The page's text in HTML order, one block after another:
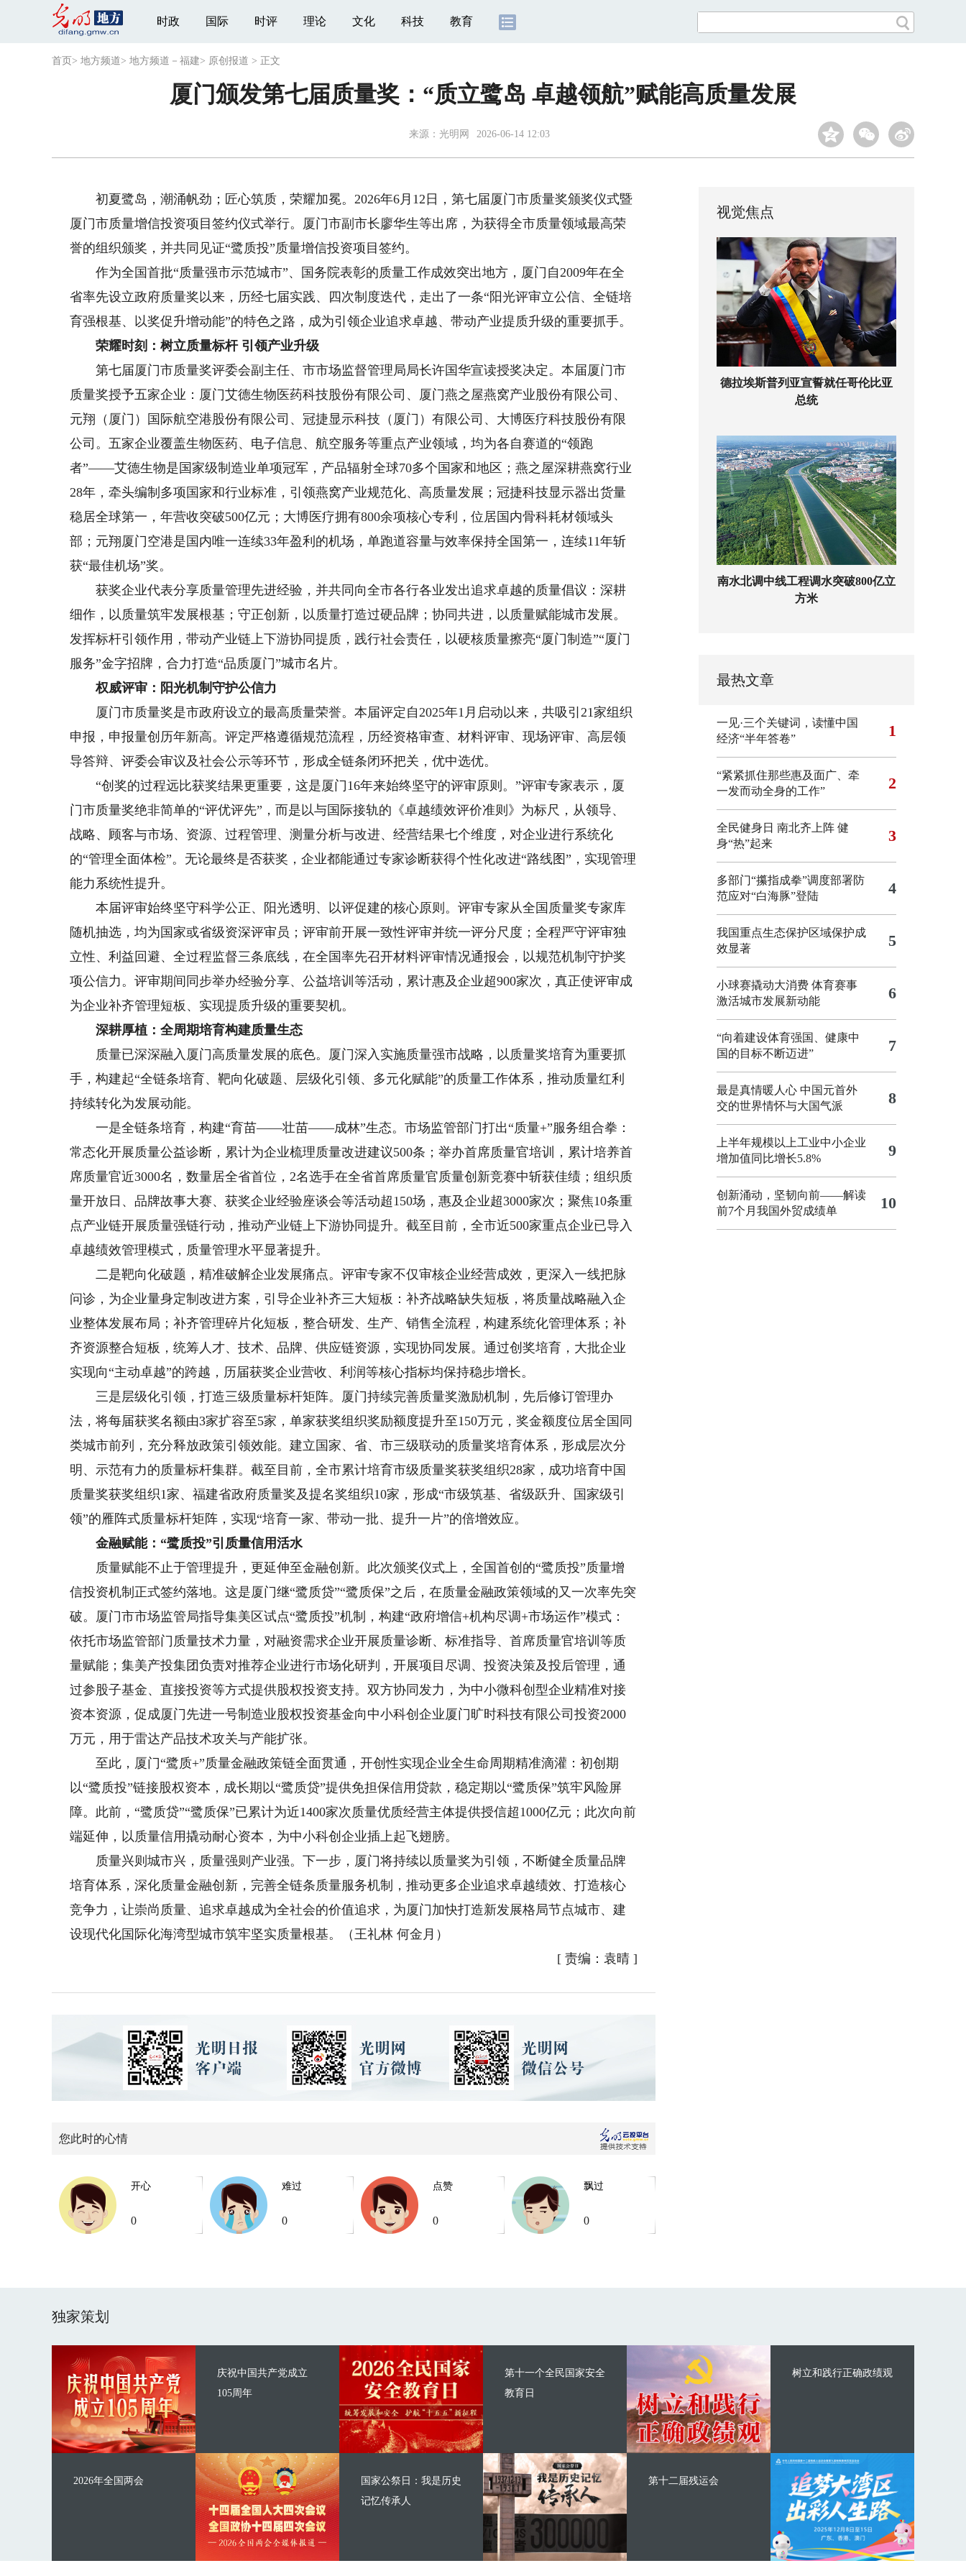
时政 国际 时评 理论 文化 科技 教育
首页 > 地方频道> 地方频道－福建> 原创报道 > 正文
厦门颁发第七届质量奖：“质立鹭岛 卓越领航”赋能高质量发展
来源： 光明网 2026-06-14 12:03
初夏鹭岛，潮涌帆劲；匠心筑质，荣耀加冕。2026年6月12日，第七届厦门市质量奖颁奖仪式暨
厦门市质量增信投资项目签约仪式举行。厦门市副市长廖华生等出席，为获得全市质量领域最高荣
誉的组织颁奖，并共同见证“鹭质投”质量增信投资项目签约。
作为全国首批“质量强市示范城市”、国务院表彰的质量工作成效突出地方，厦门自2009年在全
省率先设立政府质量奖以来，历经七届实践、四次制度迭代，走出了一条“阳光评审立公信、全链培
育强根基、以奖促升增动能”的特色之路，成为引领企业追求卓越、带动产业提质升级的重要抓手。
荣耀时刻：树立质量标杆 引领产业升级
第七届厦门市质量奖评委会副主任、市市场监督管理局局长许国华宣读授奖决定。本届厦门市
质量奖授予五家企业：厦门艾德生物医药科技股份有限公司、厦门燕之屋燕窝产业股份有限公司、
元翔（厦门）国际航空港股份有限公司、冠捷显示科技（厦门）有限公司、大博医疗科技股份有限
公司。五家企业覆盖生物医药、电子信息、航空服务等重点产业领域，均为各自赛道的“领跑
者”——艾德生物是国家级制造业单项冠军，产品辐射全球70多个国家和地区；燕之屋深耕燕窝行业
28年，牵头编制多项国家和行业标准，引领燕窝产业规范化、高质量发展；冠捷科技显示器出货量
稳居全球第一，年营收突破500亿元；大博医疗拥有800余项核心专利，位居国内骨科耗材领域头
部；元翔厦门空港是国内唯一连续33年盈利的机场，单跑道容量与效率保持全国第一，连续11年斩
获“最佳机场”奖。
获奖企业代表分享质量管理先进经验，并共同向全市各行各业发出追求卓越的质量倡议：深耕
细作，以质量筑牢发展根基；守正创新，以质量打造过硬品牌；协同共进，以质量赋能城市发展。
发挥标杆引领作用，带动产业链上下游协同提质，践行社会责任，以硬核质量擦亮“厦门制造”“厦门
服务”金字招牌，合力打造“品质厦门”城市名片。
权威评审：阳光机制守护公信力
厦门市质量奖是市政府设立的最高质量荣誉。本届评定自2025年1月启动以来，共吸引21家组织
申报，申报量创历年新高。评定严格遵循规范流程，历经资格审查、材料评审、现场评审、高层领
导答辩、评委会审议及社会公示等环节，形成全链条闭环把关，优中选优。
“创奖的过程远比获奖结果更重要，这是厦门16年来始终坚守的评审原则。”评审专家表示，厦
门市质量奖绝非简单的“评优评先”，而是以与国际接轨的《卓越绩效评价准则》为标尺，从领导、
战略、顾客与市场、资源、过程管理、测量分析与改进、经营结果七个维度，对企业进行系统化
的“管理全面体检”。无论最终是否获奖，企业都能通过专家诊断获得个性化改进“路线图”，实现管理
能力系统性提升。
本届评审始终坚守科学公正、阳光透明、以评促建的核心原则。评审专家从全国质量奖专家库
随机抽选，均为国家或省级资深评审员；评审前开展一致性评审并统一评分尺度；全程严守评审独
立性、利益回避、全过程监督三条底线，在全国率先召开材料评审情况通报会，以规范机制守护奖
项公信力。评审期间同步举办经验分享、公益培训等活动，累计惠及企业超900家次，真正使评审成
为企业补齐管理短板、实现提质升级的重要契机。
深耕厚植：全周期培育构建质量生态
质量已深深融入厦门高质量发展的底色。厦门深入实施质量强市战略，以质量奖培育为重要抓
手，构建起“全链条培育、靶向化破题、层级化引领、多元化赋能”的质量工作体系，推动质量红利
持续转化为发展动能。
一是全链条培育，构建“育苗——壮苗——成林”生态。市场监管部门打出“质量+”服务组合拳：
常态化开展质量公益诊断，累计为企业梳理质量改进建议500条；举办首席质量官培训，累计培养首
席质量官近3000名，数量居全省首位，2名选手在全省首席质量官质量创新竞赛中斩获佳绩；组织质
量开放日、品牌故事大赛、获奖企业经验座谈会等活动超150场，惠及企业超3000家次；聚焦10条重
点产业链开展质量强链行动，推动产业链上下游协同提升。截至目前，全市近500家重点企业已导入
卓越绩效管理模式，质量管理水平显著提升。
二是靶向化破题，精准破解企业发展痛点。评审专家不仅审核企业经营成效，更深入一线把脉
问诊，为企业量身定制改进方案，引导企业补齐三大短板：补齐战略缺失短板，将质量战略融入企
业整体发展布局；补齐管理碎片化短板，整合研发、生产、销售全流程，构建系统化管理体系；补
齐资源整合短板，统筹人才、技术、品牌、供应链资源，实现协同发展。通过创奖培育，大批企业
实现向“主动卓越”的跨越，历届获奖企业营收、利润等核心指标均保持稳步增长。
三是层级化引领，打造三级质量标杆矩阵。厦门持续完善质量奖激励机制，先后修订管理办
法，将每届获奖名额由3家扩容至5家，单家获奖组织奖励额度提升至150万元，奖金额度位居全国同
类城市前列，充分释放政策引领效能。建立国家、省、市三级联动的质量奖培育体系，形成层次分
明、示范有力的质量标杆集群。截至目前，全市累计培育市级质量奖获奖组织28家，成功培育中国
质量奖获奖组织1家、福建省政府质量奖及提名奖组织10家，形成“市级筑基、省级跃升、国家级引
领”的雁阵式质量标杆矩阵，实现“培育一家、带动一批、提升一片”的倍增效应。
金融赋能：“鹭质投”引质量信用活水
质量赋能不止于管理提升，更延伸至金融创新。此次颁奖仪式上，全国首创的“鹭质投”质量增
信投资机制正式签约落地。这是厦门继“鹭质贷”“鹭质保”之后，在质量金融政策领域的又一次率先突
破。厦门市市场监管局指导集美区试点“鹭质投”机制，构建“政府增信+机构尽调+市场运作”模式：
依托市场监管部门质量技术力量，对融资需求企业开展质量诊断、标准指导、首席质量官培训等质
量赋能；集美产投集团负责对推荐企业进行市场化研判，开展项目尽调、投资决策及投后管理，通
过参股子基金、直接投资等方式提供股权投资支持。双方协同发力，为中小微科创型企业精准对接
资本资源，促成厦门先进一号制造业股权投资基金向中小科创企业厦门旷时科技有限公司投资2000
万元，用于雷达产品技术攻关与产能扩张。
至此，厦门“鹭质+”质量金融政策链全面贯通，开创性实现企业全生命周期精准滴灌：初创期
以“鹭质投”链接股权资本，成长期以“鹭质贷”提供免担保信用贷款，稳定期以“鹭质保”筑牢风险屏
障。此前，“鹭质贷”“鹭质保”已累计为近1400家次质量优质经营主体提供授信超1000亿元；此次向前
端延伸，以质量信用撬动耐心资本，为中小科创企业插上起飞翅膀。
质量兴则城市兴，质量强则产业强。下一步，厦门将持续以质量奖为引领，不断健全质量品牌
培育体系，深化质量金融创新，完善全链条质量服务机制，推动更多企业追求卓越绩效、打造核心
竞争力，让崇尚质量、追求卓越成为全社会的价值追求，为厦门加快打造新发展格局节点城市、建
设现代化国际化海湾型城市筑牢坚实质量根基。（王礼林 何金月）
[ 责编：袁晴 ]
您此时的心情
开心
0
难过
0
点赞
0
飘过
0
视觉焦点
德拉埃斯普列亚宣誓就任哥伦比亚
总统
南水北调中线工程调水突破800亿立
方米
最热文章
一见·三个关键词，读懂中国
经济“半年答卷”
1
“紧紧抓住那些惠及面广、牵
一发而动全身的工作”
2
全民健身日 南北齐上阵 健
身“热”起来
3
多部门“攥指成拳”调度部署防
范应对“白海豚”登陆
4
我国重点生态保护区域保护成
效显著
5
小球赛撬动大消费 体育赛事
激活城市发展新动能
6
“向着建设体育强国、健康中
国的目标不断迈进”
7
最是真情暖人心 中国元首外
交的世界情怀与大国气派
8
上半年规模以上工业中小企业
增加值同比增长5.8%
9
创新涌动，坚韧向前——解读
前7个月我国外贸成绩单
10
独家策划
庆祝中国共产党成立
105周年
2026年全国两会
第十一个全民国家安全
教育日
国家公祭日：我是历史
记忆传承人
树立和践行正确政绩观
第十二届残运会